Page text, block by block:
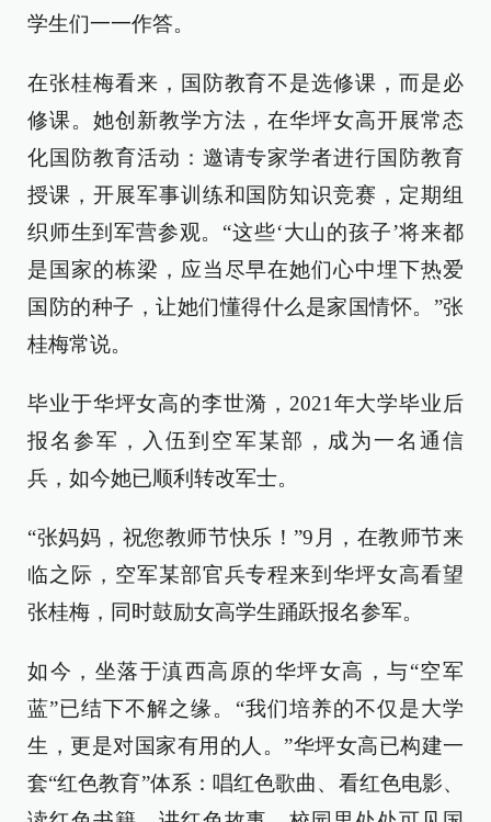
学生们一一作答。
在张桂梅看来，国防教育不是选修课，而是必
修课。她创新教学方法，在华坪女高开展常态
化国防教育活动：邀请专家学者进行国防教育
授课，开展军事训练和国防知识竞赛，定期组
织师生到军营参观。“这些‘大山的孩子’将来都
是国家的栋梁，应当尽早在她们心中埋下热爱
国防的种子，让她们懂得什么是家国情怀。”张
桂梅常说。
毕业于华坪女高的李世漪，2021年大学毕业后
报名参军，入伍到空军某部，成为一名通信
兵，如今她已顺利转改军士。
“张妈妈，祝您教师节快乐！”9月，在教师节来
临之际，空军某部官兵专程来到华坪女高看望
张桂梅，同时鼓励女高学生踊跃报名参军。
如今，坐落于滇西高原的华坪女高，与“空军
蓝”已结下不解之缘。“我们培养的不仅是大学
生，更是对国家有用的人。”华坪女高已构建一
套“红色教育”体系：唱红色歌曲、看红色电影、